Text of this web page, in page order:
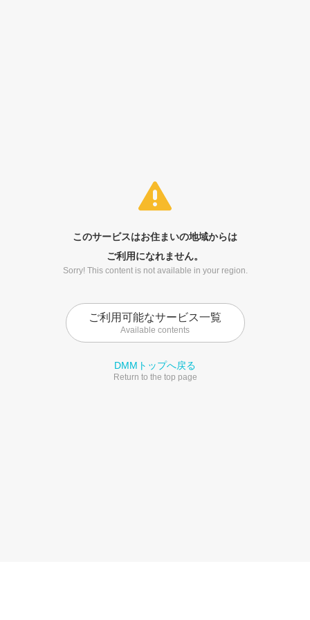
このサービスはお住まいの地域からは
ご利用になれません。
Sorry! This content is not available in your region.
ご利用可能なサービス一覧
Available contents
DMMトップへ戻る
Return to the top page